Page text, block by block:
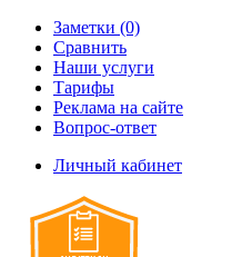
Заметки (0)
Сравнить
Наши услуги
Тарифы
Реклама на сайте
Вопрос-ответ
Личный кабинет